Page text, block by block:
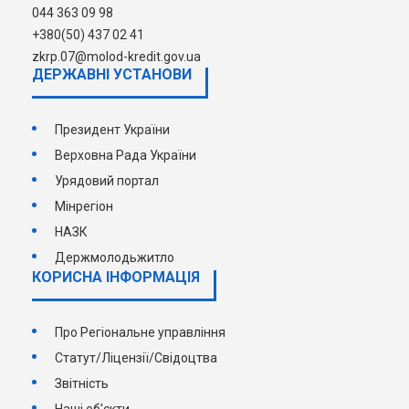
044 363 09 98
+380(50) 437 02 41
zkrp.07@molod-kredit.gov.ua
ДЕРЖАВНI УСТАНОВИ
Президент України
Верховна Рада України
Урядовий портал
Мінрегіон
НАЗК
Держмолодьжитло
КОРИСНА ІНФОРМАЦІЯ
Про Регіональне управління
Статут/Ліцензії/Свідоцтва
Звітність